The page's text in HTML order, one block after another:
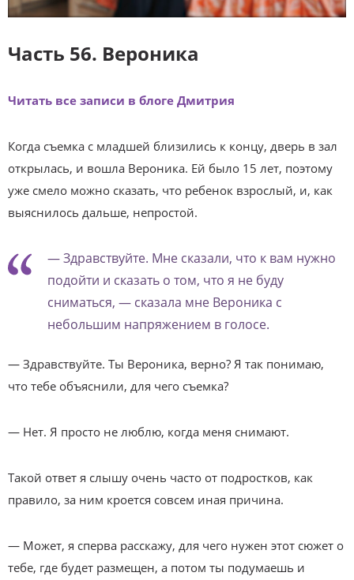
Часть 56. Вероника
Читать все записи в блоге Дмитрия
Когда съемка с младшей близились к концу, дверь в зал
открылась, и вошла Вероника. Ей было 15 лет, поэтому
уже смело можно сказать, что ребенок взрослый, и, как
выяснилось дальше, непростой.
— Здравствуйте. Мне сказали, что к вам нужно
подойти и сказать о том, что я не буду
сниматься, — сказала мне Вероника с
небольшим напряжением в голосе.
— Здравствуйте. Ты Вероника, верно? Я так понимаю,
что тебе объяснили, для чего съемка?
— Нет. Я просто не люблю, когда меня снимают.
Такой ответ я слышу очень часто от подростков, как
правило, за ним кроется совсем иная причина.
— Может, я сперва расскажу, для чего нужен этот сюжет о
тебе, где будет размещен, а потом ты подумаешь и